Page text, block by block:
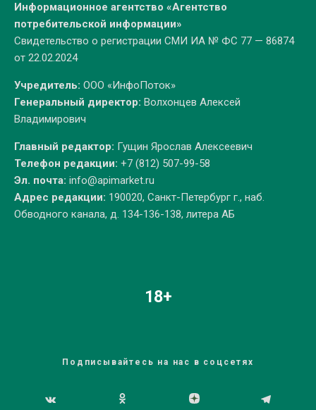
Информационное агентство «Агентство
потребительской информации»
Свидетельство о регистрации СМИ ИА № ФС 77 — 86874
от 22.02.2024
Учредитель: ООО «ИнфоПоток»
Генеральный директор: Волхонцев Алексей
Владимирович
Главный редактор: Гущин Ярослав Алексеевич
Телефон редакции: +7 (812) 507-99-58
Эл. почта: info@apimarket.ru
Адрес редакции: 190020, Санкт-Петербург г., наб.
Обводного канала, д. 134-136-138, литера АБ
18+
Подписывайтесь на нас в соцсетях